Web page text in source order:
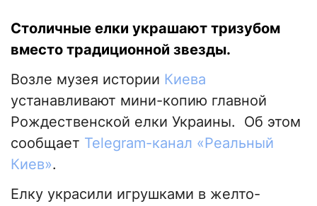
Столичные елки украшают тризубом
вместо традиционной звезды.
Возле музея истории Киева
устанавливают мини-копию главной
Рождественской елки Украины. Об этом
сообщает Telegram-канал «Реальный
Киев».
Елку украсили игрушками в желто-